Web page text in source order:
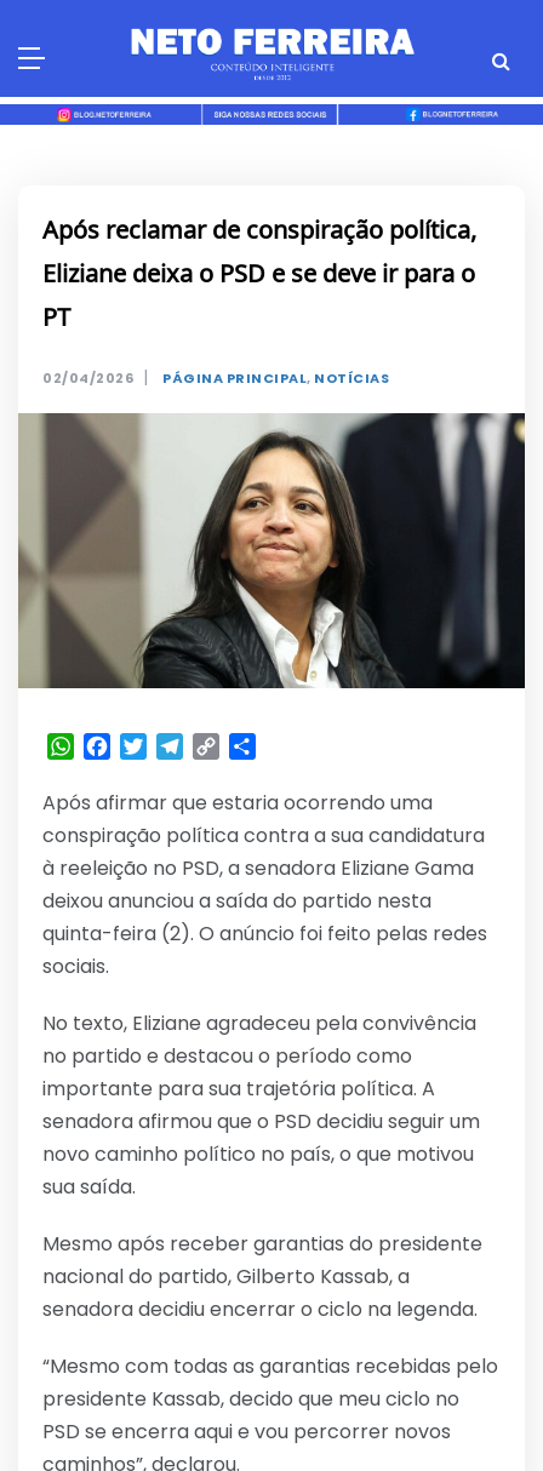
Após reclamar de conspiração política,
Eliziane deixa o PSD e se deve ir para o
PT
02/04/2026 | PÁGINA PRINCIPAL, NOTÍCIAS
WhatsApp
Facebook
TwitterTelegram
Copy
Após afirmar que estaria ocorrendo uma
conspiração política contra a sua candidatura
à reeleição no PSD, a senadora Eliziane Gama
deixou anunciou a saída do partido nesta
quinta-feira (2). O anúncio foi feito pelas redes
sociais.
No texto, Eliziane agradeceu pela convivência
no partido e destacou o período como
importante para sua trajetória política. A
senadora afirmou que o PSD decidiu seguir um
novo caminho político no país, o que motivou
sua saída.
Mesmo após receber garantias do presidente
nacional do partido, Gilberto Kassab, a
senadora decidiu encerrar o ciclo na legenda.
“Mesmo com todas as garantias recebidas pelo
presidente Kassab, decido que meu ciclo no
PSD se encerra aqui e vou percorrer novos
caminhos”, declarou.